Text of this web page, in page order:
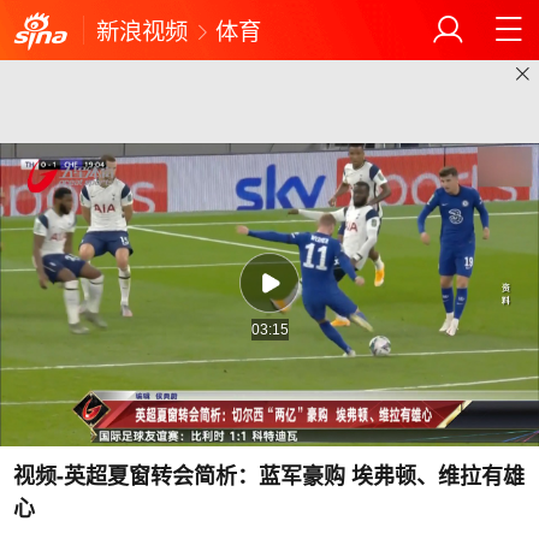
新浪视频 体育
03:15
视频-英超夏窗转会简析：蓝军豪购 埃弗顿、维拉有雄
心